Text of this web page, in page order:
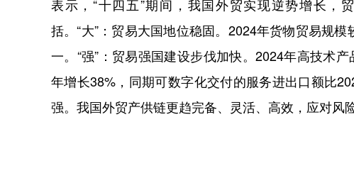
表示，“十四五”期间，我国外贸实现逆势增长，
括。“大”：贸易大国地位稳固。2024年货物贸易规
一。“强”：贸易强国建设步伐加快。2024年高技术
年增长38%，同期可数字化交付的服务进出口额比
强。我国外贸产供链更趋完备、灵活、高效，应对风